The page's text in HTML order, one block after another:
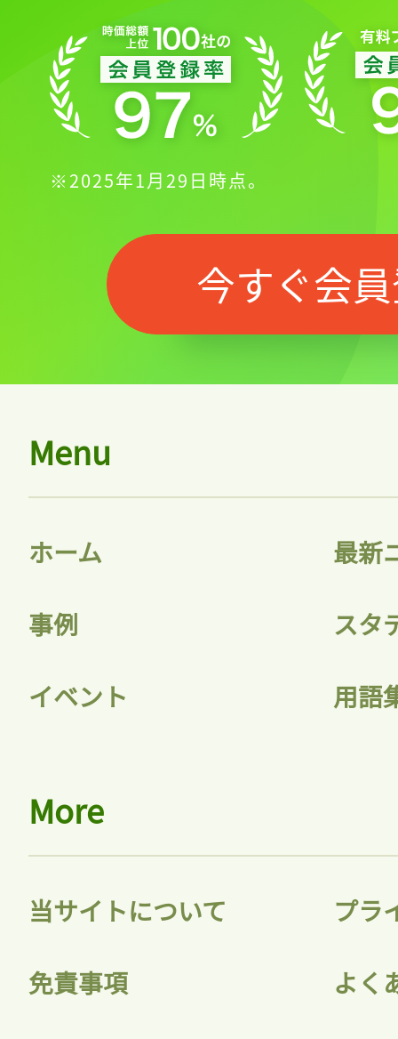
※2025年1月29日時点。
今すぐ会
Menu
ホーム 最新
事例 スタ
イベント 用語
More
当サイトについて プラ
免責事項 よく